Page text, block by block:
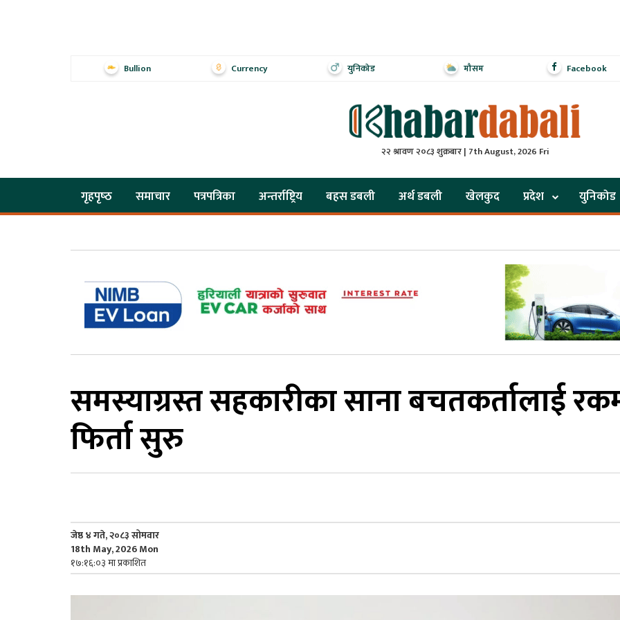
Bullion Currency युनिकोड मौसम Facebook
२२ श्रावण २०८३ शुक्रबार | 7th August, 2026 Fri
गृहपृष्‍ठ समाचार पत्रपत्रिका अन्तर्राष्ट्रिय बहस डबली अर्थ डबली खेलकुद प्रदेश युनिकोड
समस्याग्रस्त सहकारीका साना बचतकर्तालाई
फिर्ता सुरु
जेष्ठ ४ गते, २०८३ सोमवार
18th May, 2026 Mon
१७:१६:०३ मा प्रकाशित